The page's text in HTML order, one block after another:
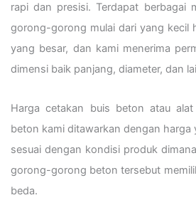
rapi dan presisi. Terdapat berbagai
gorong-gorong mulai dari yang kecil
yang besar, dan kami menerima
dimensi baik panjang, diameter, dan
Harga cetakan buis beton atau
beton kami ditawarkan dengan harga
sesuai dengan kondisi produk
gorong-gorong beton tersebut
beda.